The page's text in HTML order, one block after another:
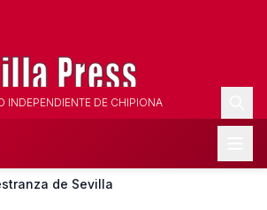
INDEPENDIENTE DE CHIPIONA
de Sevilla